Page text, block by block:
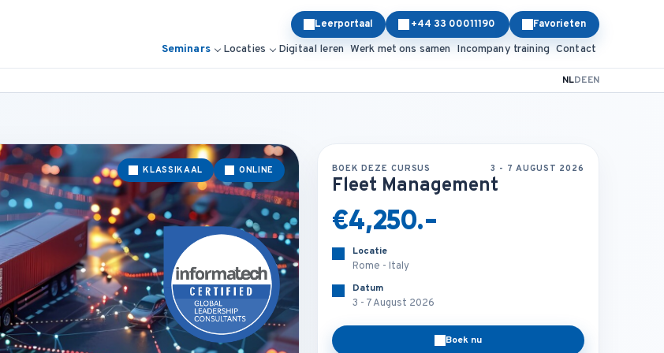
Leerportaal +44 33 00011190 Favorieten
Seminars Locaties Digitaal leren Werk met ons samen Incompany training Contact
NLDEEN
KLASSIKAAL ONLINE BOEK DEZE CURSUS 3 - 7 AUGUST 2026
Fleet Management
€4,250.-
Locatie
Rome - Italy
Datum
3 - 7 August 2026
Boek nu